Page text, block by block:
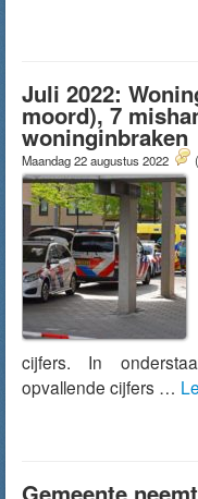
Juli 2022:
moord), 7
woninginbraken
Maandag 22 augustus 2022
cijfers. In
opvallende cijfers …